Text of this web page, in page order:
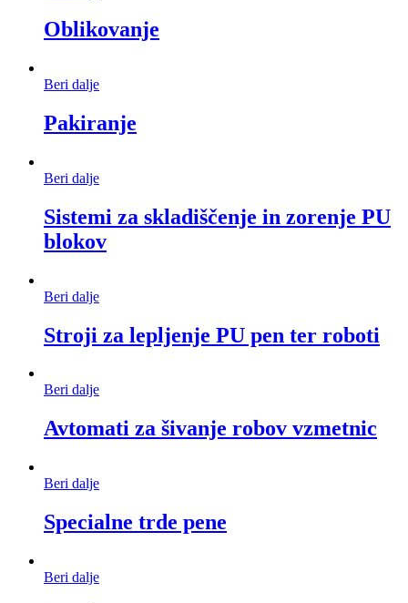
Oblikovanje
Beri dalje
Pakiranje
Beri dalje
Sistemi za skladiščenje in zorenje PU
blokov
Beri dalje
Stroji za lepljenje PU pen ter roboti
Beri dalje
Avtomati za šivanje robov vzmetnic
Beri dalje
Specialne trde pene
Beri dalje